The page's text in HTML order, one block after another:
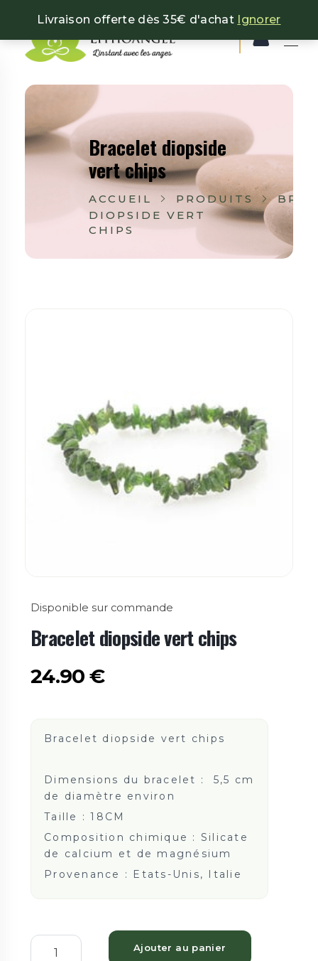
Livraison offerte dès 35€ d'achat Ignorer
ACCUEIL PRODUITS
DIOPSIDE VERT
CHIPS
Bracelet diopside
vert chips
Bracelet diopside vert chips
24.90 €
Bracelet diopside vert chips
Dimensions du bracelet : 5,5 cm
de diamètre environ
Taille :18CM
Composition chimique : Silicate
de calcium et de magnésium
Provenance : Etats-Unis, Italie
Disponible sur commande
Ajouter au panier